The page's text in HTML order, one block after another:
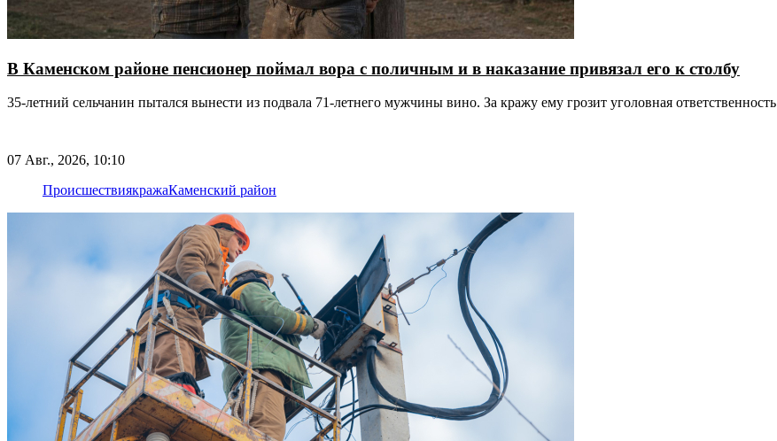
В Каменском районе пенсионер поймал вора с поличным и в наказание привязал его к столбу
35-летний сельчанин пытался вынести из подвала 71-летнего мужчины вино. За кражу ему грозит уголовная ответственность
07 Авг., 2026, 10:10
ПроисшествиякражаКаменский район